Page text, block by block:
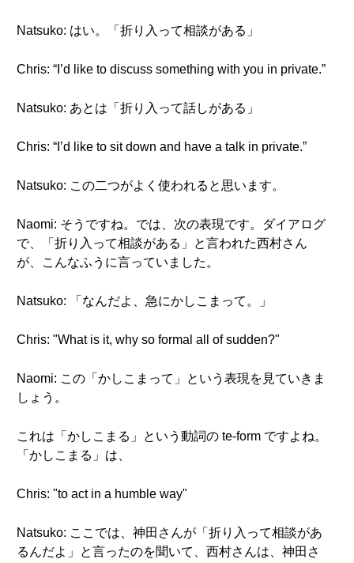
Natsuko: はい。「折り入って相談がある」
Chris: “I’d like to discuss something with you in private.”
Natsuko: あとは「折り入って話しがある」
Chris: “I’d like to sit down and have a talk in private.”
Natsuko: この二つがよく使われると思います。
Naomi: そうですね。では、次の表現です。ダイアログ
で、「折り入って相談がある」と言われた西村さん
が、こんなふうに言っていました。
Natsuko: 「なんだよ、急にかしこまって。」
Chris: "What is it, why so formal all of sudden?"
Naomi: この「かしこまって」という表現を見ていきま
しょう。
これは「かしこまる」という動詞の te-form ですよね。
「かしこまる」は、
Chris: "to act in a humble way"
Natsuko: ここでは、神田さんが「折り入って相談があ
るんだよ」と言ったのを聞いて、西村さんは、神田さ